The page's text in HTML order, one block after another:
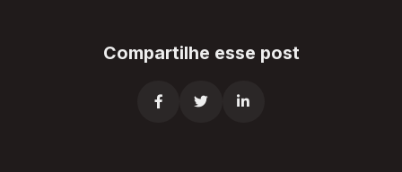
Compartilhe esse post
  